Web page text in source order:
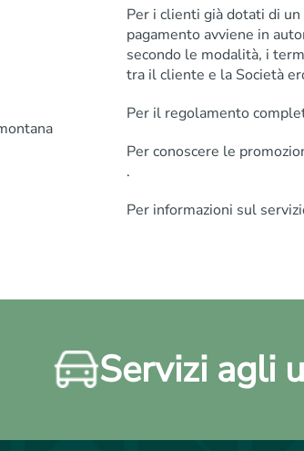
Per i clienti già dotati di
pagamento avviene in
secondo le modalità, i
tra il cliente e la Società
Per il regolamento
Per conoscere le
.
Per informazioni sul
Servizi agli